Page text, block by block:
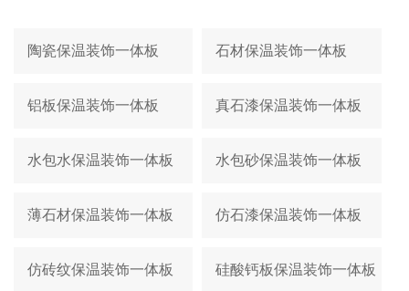
陶瓷保温装饰一体板 石材保温装饰一体板
铝板保温装饰一体板 真石漆保温装饰一体板
水包水保温装饰一体板 水包砂保温装饰一体板
薄石材保温装饰一体板 仿石漆保温装饰一体板
仿砖纹保温装饰一体板 硅酸钙板保温装饰一体板